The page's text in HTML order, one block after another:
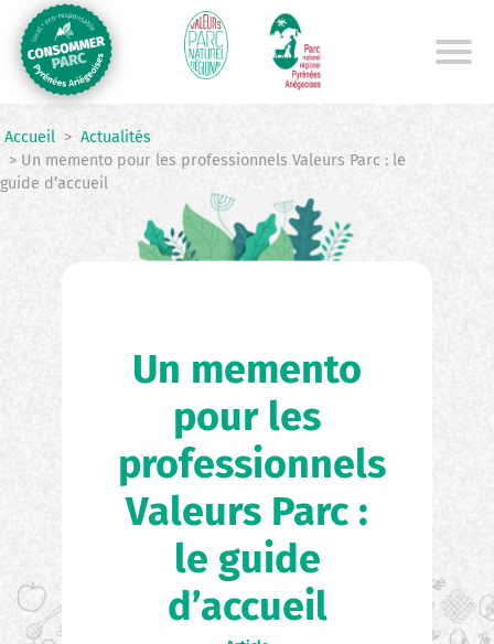
contenu
principal
Accueil > Actualités
> Un memento pour les professionnels Valeurs Parc : le
guide d’accueil
Un memento
pour les
professionnels
Valeurs Parc :
le guide
d’accueil